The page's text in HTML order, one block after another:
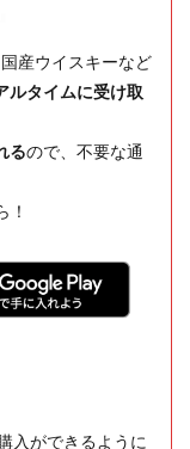
産ウイスキーなど
ルタイムに受け取
るので、不要な通
！
入ができるように